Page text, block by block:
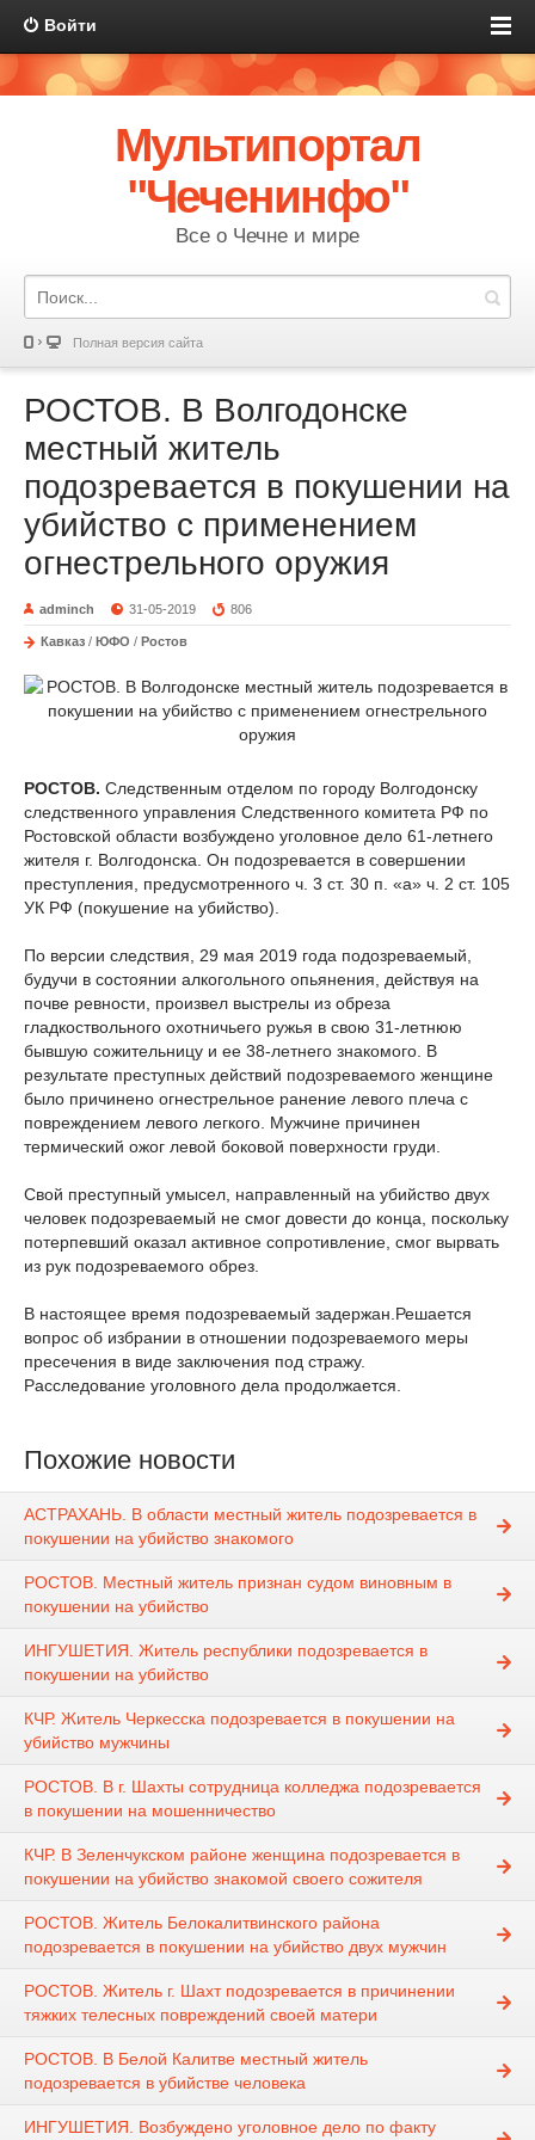
Войти
Мультипортал
"Чеченинфо"
Все о Чечне и мире
Полная версия сайта
РОСТОВ. В Волгодонске
местный житель
подозревается в покушении на
убийство с применением
огнестрельного оружия
adminch 31-05-2019 806
Кавказ / ЮФО / Ростов
РОСТОВ. Следственным отделом по городу Волгодонску
следственного управления Следственного комитета РФ по
Ростовской области возбуждено уголовное дело 61-летнего
жителя г. Волгодонска. Он подозревается в совершении
преступления, предусмотренного ч. 3 ст. 30 п. «а» ч. 2 ст. 105
УК РФ (покушение на убийство).
По версии следствия, 29 мая 2019 года подозреваемый,
будучи в состоянии алкогольного опьянения, действуя на
почве ревности, произвел выстрелы из обреза
гладкоствольного охотничьего ружья в свою 31-летнюю
бывшую сожительницу и ее 38-летнего знакомого. В
результате преступных действий подозреваемого женщине
было причинено огнестрельное ранение левого плеча с
повреждением левого легкого. Мужчине причинен
термический ожог левой боковой поверхности груди.
Свой преступный умысел, направленный на убийство двух
человек подозреваемый не смог довести до конца, поскольку
потерпевший оказал активное сопротивление, смог вырвать
из рук подозреваемого обрез.
В настоящее время подозреваемый задержан.Решается
вопрос об избрании в отношении подозреваемого меры
пресечения в виде заключения под стражу.
Расследование уголовного дела продолжается.
Похожие новости
АСТРАХАНЬ. В области местный житель подозревается в
покушении на убийство знакомого
РОСТОВ. Местный житель признан судом виновным в
покушении на убийство
ИНГУШЕТИЯ. Житель республики подозревается в
покушении на убийство
КЧР. Житель Черкесска подозревается в покушении на
убийство мужчины
РОСТОВ. В г. Шахты сотрудница колледжа подозревается
в покушении на мошенничество
КЧР. В Зеленчукском районе женщина подозревается в
покушении на убийство знакомой своего сожителя
РОСТОВ. Житель Белокалитвинского района
подозревается в покушении на убийство двух мужчин
РОСТОВ. Житель г. Шахт подозревается в причинении
тяжких телесных повреждений своей матери
РОСТОВ. В Белой Калитве местный житель
подозревается в убийстве человека
ИНГУШЕТИЯ. Возбуждено уголовное дело по факту